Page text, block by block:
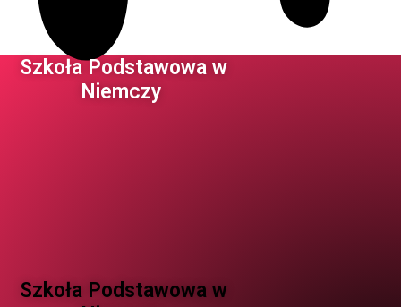
Szkoła Podstawowa w
Niemczy ​
Szkoła Podstawowa w